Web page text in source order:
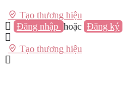
Tạo thương hiệu
Đăng nhập hoặc Đăng ký
Tạo thương hiệu